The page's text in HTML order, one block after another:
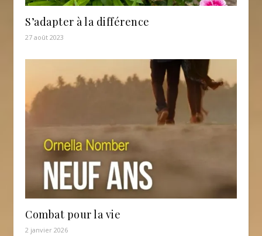
S’adapter à la différence
27 août 2023
Combat pour la vie
2 janvier 2026